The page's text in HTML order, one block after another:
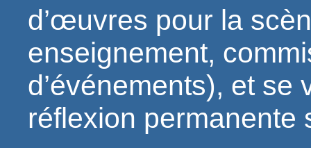
d’œuvres pour la
enseignement,
d’événements), et se
réflexion permanente